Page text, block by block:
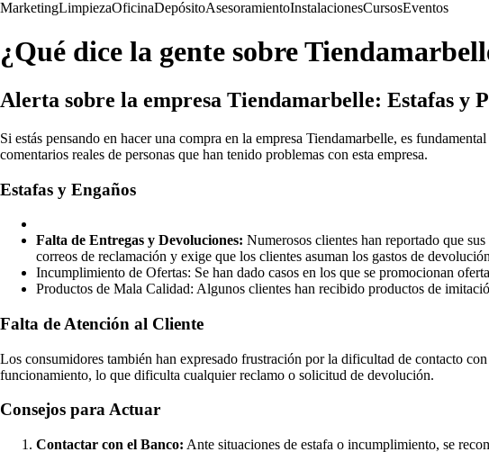
MarketingLimpiezaOficinaDepósitoAsesoramientoInstalacionesCursosEventos
¿Qué dice la gente sobre
Alerta sobre la empresa Tiendamarbelle: Estafas y
Si estás pensando en hacer una compra en la empresa Tiendamarbelle, es
comentarios reales de personas que han tenido problemas con esta empresa.
Estafas y Engaños
Falta de Entregas y Devoluciones: Numerosos clientes han reportado que
correos de reclamación y exige que los clientes asuman los gastos de
Incumplimiento de Ofertas: Se han dado casos en los que se promocionan
Productos de Mala Calidad: Algunos clientes han recibido productos de
Falta de Atención al Cliente
Los consumidores también han expresado frustración por la dificultad de contacto
funcionamiento, lo que dificulta cualquier reclamo o solicitud de devolución.
Consejos para Actuar
Contactar con el Banco: Ante situaciones de estafa o incumplimiento, se